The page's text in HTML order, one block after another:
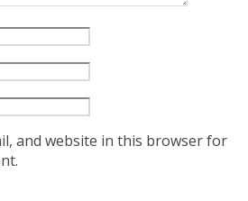
and website in this browser for